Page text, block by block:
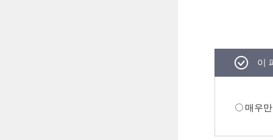
이
매우